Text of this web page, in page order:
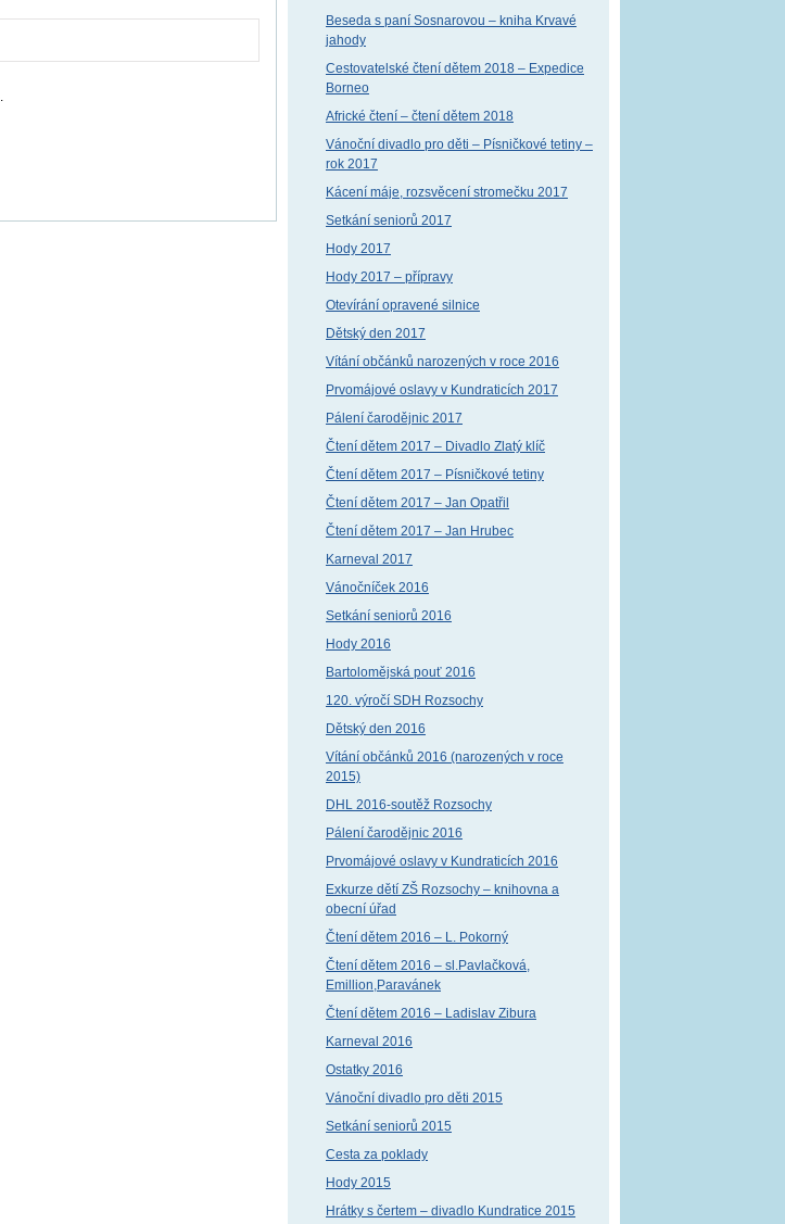
Beseda s paní Sosnarovou – kniha Krvavé
jahody
Cestovatelské čtení dětem 2018 – Expedice
Borneo
Africké čtení – čtení dětem 2018
Vánoční divadlo pro děti – Písničkové tetiny –
rok 2017
Kácení máje, rozsvěcení stromečku 2017
Setkání seniorů 2017
Hody 2017
Hody 2017 – přípravy
Otevírání opravené silnice
Dětský den 2017
Vítání občánků narozených v roce 2016
Prvomájové oslavy v Kundraticích 2017
Pálení čarodějnic 2017
Čtení dětem 2017 – Divadlo Zlatý klíč
Čtení dětem 2017 – Písničkové tetiny
Čtení dětem 2017 – Jan Opatřil
Čtení dětem 2017 – Jan Hrubec
Karneval 2017
Vánočníček 2016
Setkání seniorů 2016
Hody 2016
Bartolomějská pouť 2016
120. výročí SDH Rozsochy
Dětský den 2016
Vítání občánků 2016 (narozených v roce
2015)
DHL 2016-soutěž Rozsochy
Pálení čarodějnic 2016
Prvomájové oslavy v Kundraticích 2016
Exkurze dětí ZŠ Rozsochy – knihovna a
obecní úřad
Čtení dětem 2016 – L. Pokorný
Čtení dětem 2016 – sl.Pavlačková,
Emillion,Paravánek
Čtení dětem 2016 – Ladislav Zibura
Karneval 2016
Ostatky 2016
Vánoční divadlo pro děti 2015
Setkání seniorů 2015
Cesta za poklady
Hody 2015
Hrátky s čertem – divadlo Kundratice 2015